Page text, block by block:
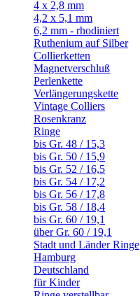
4 x 2,8 mm
4,2 x 5,1 mm
6,2 mm - rhodiniert
Ruthenium auf Silber
Collierketten
Magnetverschluß
Perlenkette
Verlängerungskette
Vintage Colliers
Rosenkranz
Ringe
bis Gr. 48 / 15,3
bis Gr. 50 / 15,9
bis Gr. 52 / 16,5
bis Gr. 54 / 17,2
bis Gr. 56 / 17,8
bis Gr. 58 / 18,4
bis Gr. 60 / 19,1
über Gr. 60 / 19,1
Stadt und Länder Ringe
Hamburg
Deutschland
für Kinder